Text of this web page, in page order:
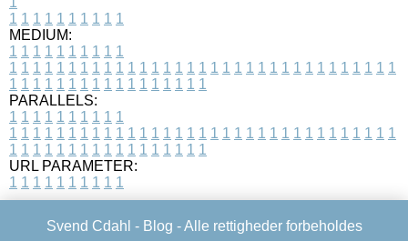
1 1 1 1 1 1 1 1 1 1
MEDIUM:
1 1 1 1 1 1 1 1 1 1
1 1 1 1 1 1 1 1 1 1 1 1 1 1 1 1 1 1 1 1 1 1 1 1 1 1 1 1 1 1 1 1 1
1 1 1 1 1 1 1 1 1 1 1 1 1 1 1 1 1
PARALLELS:
1 1 1 1 1 1 1 1 1 1
1 1 1 1 1 1 1 1 1 1 1 1 1 1 1 1 1 1 1 1 1 1 1 1 1 1 1 1 1 1 1 1 1
1 1 1 1 1 1 1 1 1 1 1 1 1 1 1 1 1
URL PARAMETER:
1 1 1 1 1 1 1 1 1 1
Svend Cdahl - Blog - Alle rettigheder forbeholdes